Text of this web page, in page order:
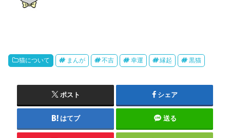
猫について まんが 不吉 幸運 縁起 黒猫
ポスト シェア
はてブ 送る